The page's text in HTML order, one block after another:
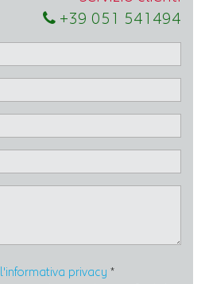
+39 051 541494
l'informativa privacy *